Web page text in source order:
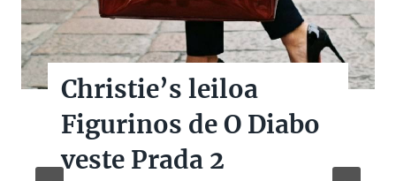
Christie’s leiloa
Figurinos de O Diabo
veste Prada 2